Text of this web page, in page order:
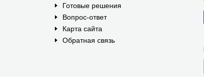
Готовые решения
Вопрос-ответ
Карта сайта
Обратная связь